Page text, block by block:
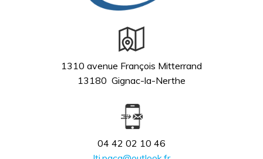
1310 avenue François Mitterrand
13180 Gignac-la-Nerthe
04 42 02 10 46